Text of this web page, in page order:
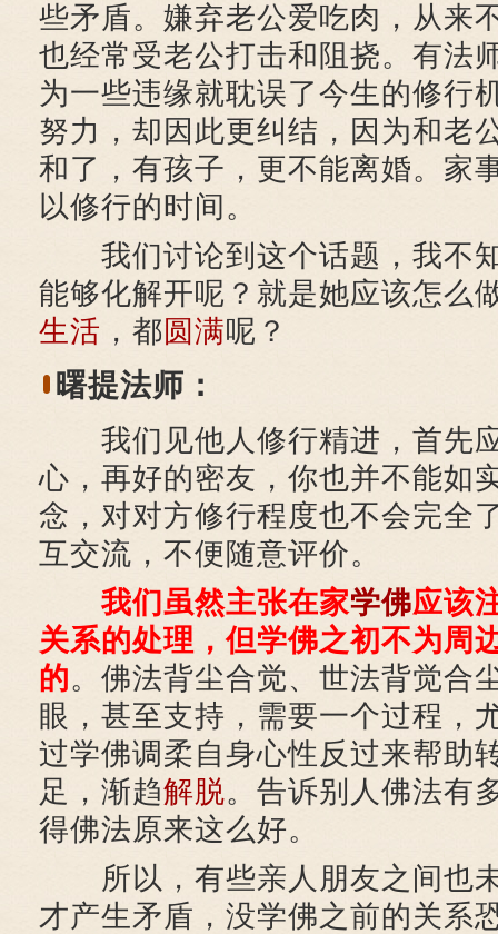
些矛盾。嫌弃老公爱吃肉，从来
也经常受老公打击和阻挠。有法
为一些违缘就耽误了今生的修行
努力，却因此更纠结，因为和老
和了，有孩子，更不能离婚。家
以修行的时间。
我们讨论到这个话题，我不
能够化解开呢？就是她应该怎么
生活 ，都 圆满呢？
曙提法师：
我们见他人修行精进，首先
心，再好的密友，你也并不能如
念，对对方修行程度也不会完全
互交流，不便随意评价。
我们虽然主张在家学佛应该
关系的处理，但学佛之初不为周
的。佛法背尘合觉、世法背觉合
眼，甚至支持，需要一个过程，
过学佛调柔自身心性反过来帮助
足，渐趋解脱。告诉别人佛法有
得佛法原来这么好。
所以，有些亲人朋友之间也
才产生矛盾，没学佛之前的关系